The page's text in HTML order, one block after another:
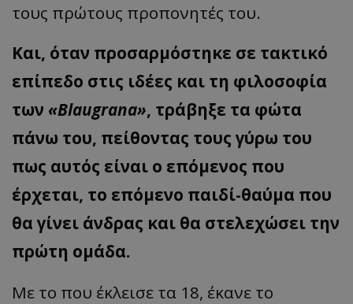
τους πρώτους προπονητές του.
Και, όταν προσαρμόστηκε σε τακτικό
επίπεδο στις ιδέες και τη φιλοσοφία
των «Blaugrana», τράβηξε τα φώτα
πάνω του, πείθοντας τους γύρω του
πως αυτός είναι ο επόμενος που
έρχεται, το επόμενο παιδί-θαύμα που
θα γίνει άνδρας και θα στελεχώσει την
πρώτη ομάδα.
Με το που έκλεισε τα 18, έκανε το